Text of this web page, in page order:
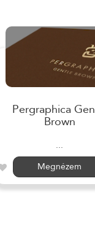
Pergraphica
Brown
...
Megnézem